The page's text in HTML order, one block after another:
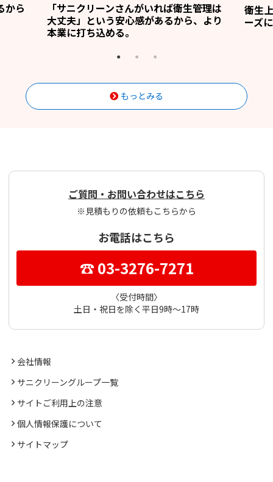
から
「サニクリーンさんがいれば衛生管理は
大丈夫」という安心感があるから、より
本業に打ち込める。
衛生
ーズ
もっとみる
ご質問・お問い合わせはこちら
※見積もりの依頼もこちらから
お電話はこちら
☎ 03-3276-7271
〈受付時間〉
土日・祝日を除く平日9時～17時
会社情報
サニクリーングループ一覧
サイトご利用上の注意
個人情報保護について
サイトマップ